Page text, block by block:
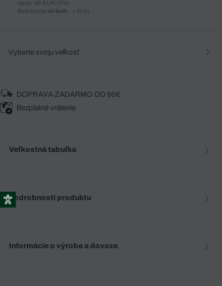
ceny: 46 EUR (0%)
Bežná cena: 67 EUR (-31%)
Vyberte svoju veľkosť
DOPRAVA ZADARMO OD 90€
Bezplatné vrátenie
Veľkostná tabuľka
Podrobnosti produktu
Informácie o výrobe a dovoze